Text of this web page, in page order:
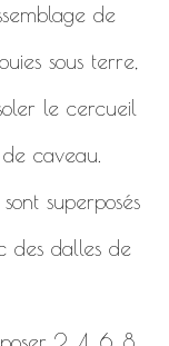
de
sous terre,
le cercueil
caveau.
superposés
des dalles de